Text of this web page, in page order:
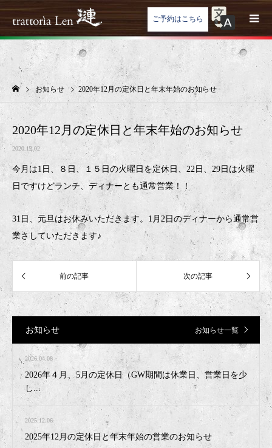
ご予約はこちら
お知らせ 2020年12月の定休日と年末年始のお知らせ
2020年12月の定休日と年末年始のお知らせ
2020.12.02
今月は1日、８日、１５日の火曜日を定休日、22日、29日は火曜
日ですけどランチ、ディナーとも通常営業！！
31日、元旦はお休みいただきます。1月2日のディナーから通常営
業さしていただきます♪
お知らせ お知らせ一覧
2026.04.08
2026年４月、5月の定休日（GW期間は休業日、営業日を少
し...
2025.12.06
2025年12月の定休日と年末年始の営業のお知らせ